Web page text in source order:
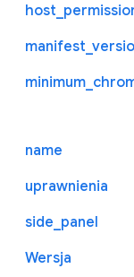
name
uprawnienia
side_panel
Wersja